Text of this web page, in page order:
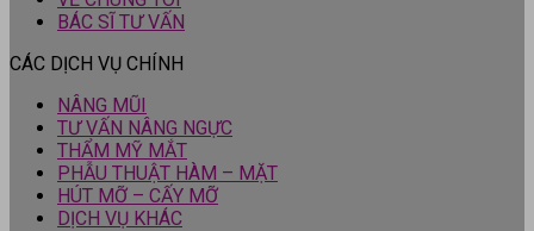
BÁC SĨ TƯ VẤN
CÁC DỊCH VỤ CHÍNH
NÂNG MŨI
TƯ VẤN NÂNG NGỰC
THẨM MỸ MẮT
PHẪU THUẬT HÀM – MẶT
HÚT MỠ – CẤY MỠ
DỊCH VỤ KHÁC